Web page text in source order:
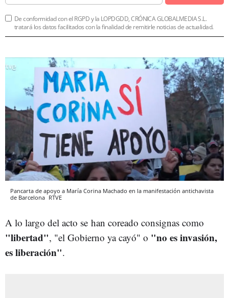
De conformidad con el RGPD y la LOPDGDD, CRÓNICA GLOBALMEDIA S.L.
tratará los datos facilitados con la finalidad de remitirle noticias de actualidad.
Pancarta de apoyo a María Corina Machado en la manifestación antichavista
de Barcelona RTVE
A lo largo del acto se han coreado consignas como
"libertad", "el Gobierno ya cayó" o "no es invasión,
es liberación".